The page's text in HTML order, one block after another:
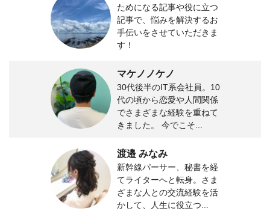
ためになる記事や役に立つ
記事で、悩みを解決するお
手伝いをさせていただきま
す！
マケノノケノ
30代後半のIT系会社員。10
代の頃から恋愛や人間関係
でさまざまな経験を重ねて
きました。 今でこそ...
渡邉 みなみ
新幹線パーサー、秘書を経
てライターへと転身。さま
ざまな人との交流経験を活
かして、人生に役立つ...